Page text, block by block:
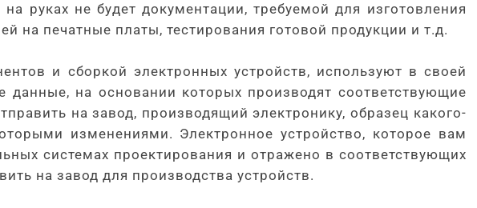
руках не будет документации, требуемой для изготовления
на печатные платы, тестирования готовой продукции и т.д.
и сборкой электронных устройств, используют в своей
на основании которых производят соответствующие
на завод, производящий электронику, образец какого-
изменениями. Электронное устройство, которое вам
системах проектирования и отражено в соответствующих
на завод для производства устройств.